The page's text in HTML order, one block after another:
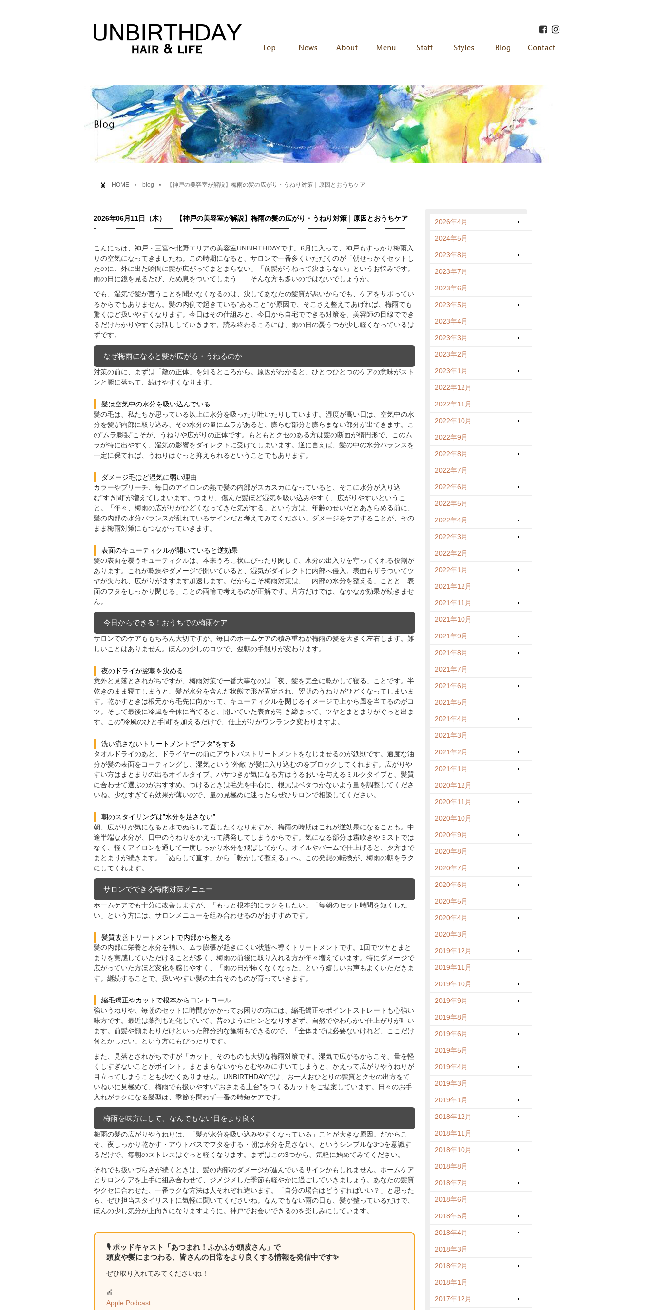
HOME blog 【神戸の美容室が解説】梅雨の髪の広がり・うねり対策｜原因とおうちケア
2026年06月11日（木） 【神戸の美容室が解説】梅雨の髪の広がり・うねり対策｜原因とおうちケア
こんにちは、神戸・三宮〜北野エリアの美容室UNBIRTHDAYです。6月に入って、神戸もすっかり梅雨入
りの空気になってきましたね。この時期になると、サロンで一番多くいただくのが「朝せっかくセットし
たのに、外に出た瞬間に髪が広がってまとまらない」「前髪がうねって決まらない」というお悩みです。
雨の日に鏡を見るたび、ため息をついてしまう……そんな方も多いのではないでしょうか。
でも、湿気で髪が言うことを聞かなくなるのは、決してあなたの髪質が悪いからでも、ケアをサボってい
るからでもありません。髪の内側で起きている”あること”が原因で、そこさえ整えてあげれば、梅雨でも
驚くほど扱いやすくなります。今日はその仕組みと、今日から自宅でできる対策を、美容師の目線ででき
るだけわかりやすくお話ししていきます。読み終わるころには、雨の日の憂うつが少し軽くなっているは
ずです。
なぜ梅雨になると髪が広がる・うねるのか
対策の前に、まずは「敵の正体」を知るところから。原因がわかると、ひとつひとつのケアの意味がスト
ンと腑に落ちて、続けやすくなります。
髪は空気中の水分を吸い込んでいる
髪の毛は、私たちが思っている以上に水分を吸ったり吐いたりしています。湿度が高い日は、空気中の水
分を髪が内部に取り込み、その水分の量にムラがあると、膨らむ部分と膨らまない部分が出てきます。こ
の”ムラ膨張”こそが、うねりや広がりの正体です。もともとクセのある方は髪の断面が楕円形で、このム
ラが特に出やすく、湿気の影響をダイレクトに受けてしまいます。逆に言えば、髪の中の水分バランスを
一定に保てれば、うねりはぐっと抑えられるということでもあります。
ダメージ毛ほど湿気に弱い理由
カラーやブリーチ、毎日のアイロンの熱で髪の内部がスカスカになっていると、そこに水分が入り込
む”すき間”が増えてしまいます。つまり、傷んだ髪ほど湿気を吸い込みやすく、広がりやすいというこ
と。「年々、梅雨の広がりがひどくなってきた気がする」という方は、年齢のせいだとあきらめる前に、
髪の内部の水分バランスが乱れているサインだと考えてみてください。ダメージをケアすることが、その
まま梅雨対策にもつながっていきます。
表面のキューティクルが開いていると逆効果
髪の表面を覆うキューティクルは、本来うろこ状にぴったり閉じて、水分の出入りを守ってくれる役割が
あります。これが乾燥やダメージで開いていると、湿気がダイレクトに内部へ侵入。表面もザラついてツ
ヤが失われ、広がりがますます加速します。だからこそ梅雨対策は、「内部の水分を整える」ことと「表
面のフタをしっかり閉じる」ことの両輪で考えるのが正解です。片方だけでは、なかなか効果が続きませ
ん。
今日からできる！おうちでの梅雨ケア
サロンでのケアももちろん大切ですが、毎日のホームケアの積み重ねが梅雨の髪を大きく左右します。難
しいことはありません。ほんの少しのコツで、翌朝の手触りが変わります。
夜のドライが翌朝を決める
意外と見落とされがちですが、梅雨対策で一番大事なのは「夜、髪を完全に乾かして寝る」ことです。半
乾きのまま寝てしまうと、髪が水分を含んだ状態で形が固定され、翌朝のうねりがひどくなってしまいま
す。乾かすときは根元から毛先に向かって、キューティクルを閉じるイメージで上から風を当てるのがコ
ツ。そして最後に冷風を全体に当てると、開いていた表面が引き締まって、ツヤとまとまりがぐっと出ま
す。この”冷風のひと手間”を加えるだけで、仕上がりがワンランク変わりますよ。
洗い流さないトリートメントで”フタ”をする
タオルドライのあと、ドライヤーの前にアウトバストリートメントをなじませるのが鉄則です。適度な油
分が髪の表面をコーティングし、湿気という”外敵”が髪に入り込むのをブロックしてくれます。広がりや
すい方はまとまりの出るオイルタイプ、パサつきが気になる方はうるおいを与えるミルクタイプと、髪質
に合わせて選ぶのがおすすめ。つけるときは毛先を中心に、根元はベタつかないよう量を調整してくださ
いね。少なすぎても効果が薄いので、量の見極めに迷ったらぜひサロンで相談してください。
朝のスタイリングは”水分を足さない”
朝、広がりが気になると水でぬらして直したくなりますが、梅雨の時期はこれが逆効果になることも。中
途半端な水分が、日中のうねりをかえって誘発してしまうからです。気になる部分は霧吹きやミストでは
なく、軽くアイロンを通して一度しっかり水分を飛ばしてから、オイルやバームで仕上げると、夕方まで
まとまりが続きます。「ぬらして直す」から「乾かして整える」へ。この発想の転換が、梅雨の朝をラク
にしてくれます。
サロンでできる梅雨対策メニュー
ホームケアでも十分に改善しますが、「もっと根本的にラクをしたい」「毎朝のセット時間を短くした
い」という方には、サロンメニューを組み合わせるのがおすすめです。
髪質改善トリートメントで内部から整える
髪の内部に栄養と水分を補い、ムラ膨張が起きにくい状態へ導くトリートメントです。1回でツヤとまと
まりを実感していただけることが多く、梅雨の前後に取り入れる方が年々増えています。特にダメージで
広がっていた方ほど変化を感じやすく、「雨の日が怖くなくなった」という嬉しいお声もよくいただきま
す。継続することで、扱いやすい髪の土台そのものが育っていきます。
縮毛矯正やカットで根本からコントロール
強いうねりや、毎朝のセットに時間がかかってお困りの方には、縮毛矯正やポイントストレートも心強い
味方です。最近は薬剤も進化していて、昔のようにピンとなりすぎず、自然でやわらかい仕上がりが叶い
ます。前髪や顔まわりだけといった部分的な施術もできるので、「全体までは必要ないけれど、ここだけ
何とかしたい」という方にもぴったりです。
また、見落とされがちですが「カット」そのものも大切な梅雨対策です。湿気で広がるからこそ、量を軽
くしすぎないことがポイント。まとまらないからとむやみにすいてしまうと、かえって広がりやうねりが
目立ってしまうことも少なくありません。UNBIRTHDAYでは、お一人おひとりの髪質とクセの出方をて
いねいに見極めて、梅雨でも扱いやすい”おさまる土台”をつくるカットをご提案しています。日々のお手
入れがラクになる髪型は、季節を問わず一番の時短ケアです。
梅雨を味方にして、なんでもない日をより良く
梅雨の髪の広がりやうねりは、「髪が水分を吸い込みやすくなっている」ことが大きな原因。だからこ
そ、夜しっかり乾かす・アウトバスでフタをする・朝は水分を足さない、というシンプルな3つを意識す
るだけで、毎朝のストレスはぐっと軽くなります。まずはこの3つから、気軽に始めてみてください。
それでも扱いづらさが続くときは、髪の内部のダメージが進んでいるサインかもしれません。ホームケア
とサロンケアを上手に組み合わせて、ジメジメした季節も軽やかに過ごしていきましょう。あなたの髪質
やクセに合わせた、一番ラクな方法は人それぞれ違います。「自分の場合はどうすればいい？」と思った
ら、ぜひ担当スタイリストに気軽に聞いてくださいね。なんでもない雨の日も、髪が整っているだけで、
ほんの少し気分が上向きになりますように。神戸でお会いできるのを楽しみにしています。
🎙 ポッドキャスト「あつまれ！ふかふか頭皮さん」で
頭皮や髪にまつわる、皆さんの日常をより良くする情報を発信中です✨
ぜひ取り入れてみてくださいね！
🍎
Apple Podcast
2026年4月
2024年5月
2023年8月
2023年7月
2023年6月
2023年5月
2023年4月
2023年3月
2023年2月
2023年1月
2022年12月
2022年11月
2022年10月
2022年9月
2022年8月
2022年7月
2022年6月
2022年5月
2022年4月
2022年3月
2022年2月
2022年1月
2021年12月
2021年11月
2021年10月
2021年9月
2021年8月
2021年7月
2021年6月
2021年5月
2021年4月
2021年3月
2021年2月
2021年1月
2020年12月
2020年11月
2020年10月
2020年9月
2020年8月
2020年7月
2020年6月
2020年5月
2020年4月
2020年3月
2019年12月
2019年11月
2019年10月
2019年9月
2019年8月
2019年6月
2019年5月
2019年4月
2019年3月
2019年1月
2018年12月
2018年11月
2018年10月
2018年8月
2018年7月
2018年6月
2018年5月
2018年4月
2018年3月
2018年2月
2018年1月
2017年12月